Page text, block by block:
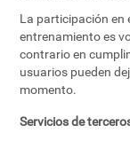
La participación en
entrenamiento es
contrario en
usuarios pueden
momento.
Servicios de